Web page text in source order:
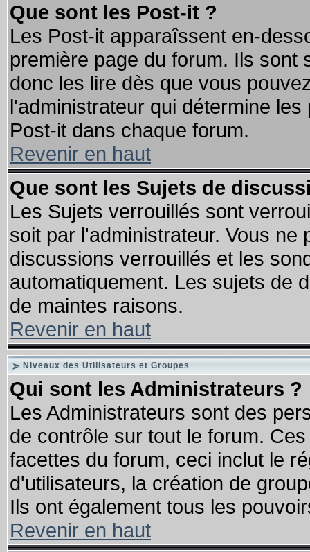
Que sont les Post-it ?
Les Post-it apparaîssent en-
première page du forum. Ils
donc les lire dès que vous
l'administrateur qui détermine
Post-it dans chaque forum.
Revenir en haut
Que sont les Sujets de
Les Sujets verrouillés sont
soit par l'administrateur. Vous
discussions verrouillés et les
automatiquement. Les sujets de
de maintes raisons.
Revenir en haut
Niveaux des Utilisateurs et Groupes
Qui sont les Administrateurs ?
Les Administrateurs sont des
de contrôle sur tout le forum.
facettes du forum, ceci inclut le
d'utilisateurs, la création de
Ils ont également tous les
Revenir en haut